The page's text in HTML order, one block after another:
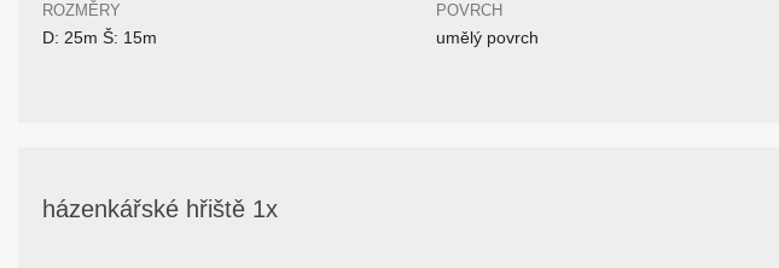
ROZMĚRY
D: 25m Š: 15m
POVRCH
umělý povrch
házenkářské hřiště 1x